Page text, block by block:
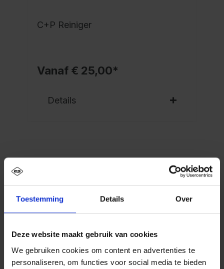
Toestemming Details Over
Deze website maakt gebruik van cookies
We gebruiken cookies om content en advertenties te
personaliseren, om functies voor social media te bieden
C+P Reiniger
Vanaf € 25,00*
Details
Beschrijving
PSA schoon-vuil-garderobekast Evolo PLUS, 4
vakken voor 2 personen, voor het gescheiden
opbergen van persoonlijke en werkkle…